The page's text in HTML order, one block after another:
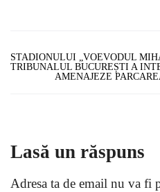
STADIONULUI „VOEVODUL
TRIBUNALUL BUCUREȘTI A
AMENAJEZE
Lasă un răspuns
Adresa ta de email nu va fi